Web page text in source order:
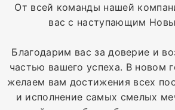
От всей команды нашей
вас с наступающим
Благодарим вас за доверие и
частью вашего успеха. В новом
желаем вам достижения всех
и исполнение самых смелых